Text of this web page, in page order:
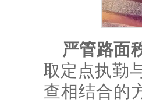
严管路面
取定点执勤
查相结合的